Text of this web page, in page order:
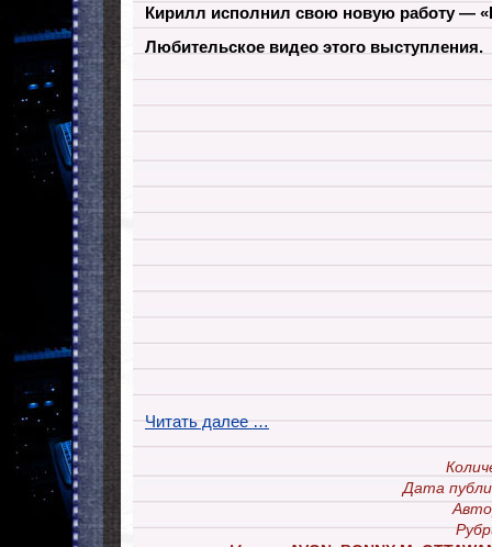
Кирилл исполнил свою новую работу —
Любительское видео этого выступления.
Читать далее …
Дата